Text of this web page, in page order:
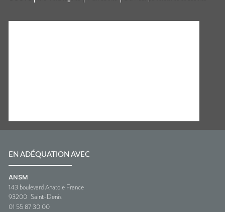
EN ADÉQUATION AVEC
ANSM
143 boulevard Anatole France
93200 Saint-Denis
01 55 87 30 00